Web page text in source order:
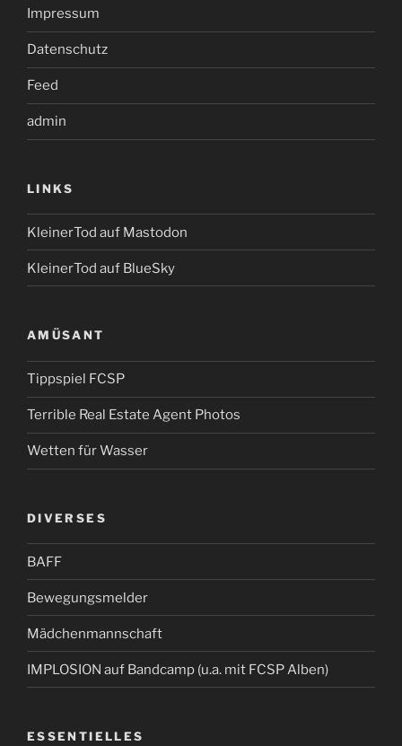
Impressum
Datenschutz
Feed
admin
LINKS
KleinerTod auf Mastodon
KleinerTod auf BlueSky
AMÜSANT
Tippspiel FCSP
Terrible Real Estate Agent Photos
Wetten für Wasser
DIVERSES
BAFF
Bewegungsmelder
Mädchenmannschaft
IMPLOSION auf Bandcamp (u.a. mit FCSP Alben)
ESSENTIELLES